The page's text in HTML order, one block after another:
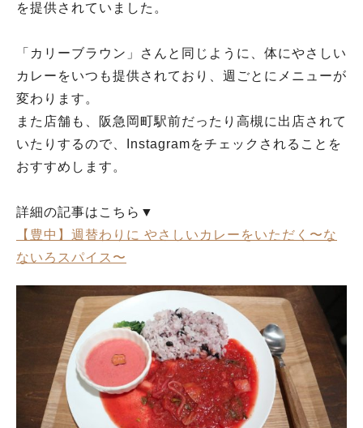
を提供されていました。
「カリーブラウン」さんと同じように、体にやさしい
カレーをいつも提供されており、週ごとにメニューが
変わります。
また店舗も、阪急岡町駅前だったり高槻に出店されて
いたりするので、Instagramをチェックされることを
おすすめします。
詳細の記事はこちら▼
【豊中】週替わりに やさしいカレーをいただく〜な
ないろスパイス〜